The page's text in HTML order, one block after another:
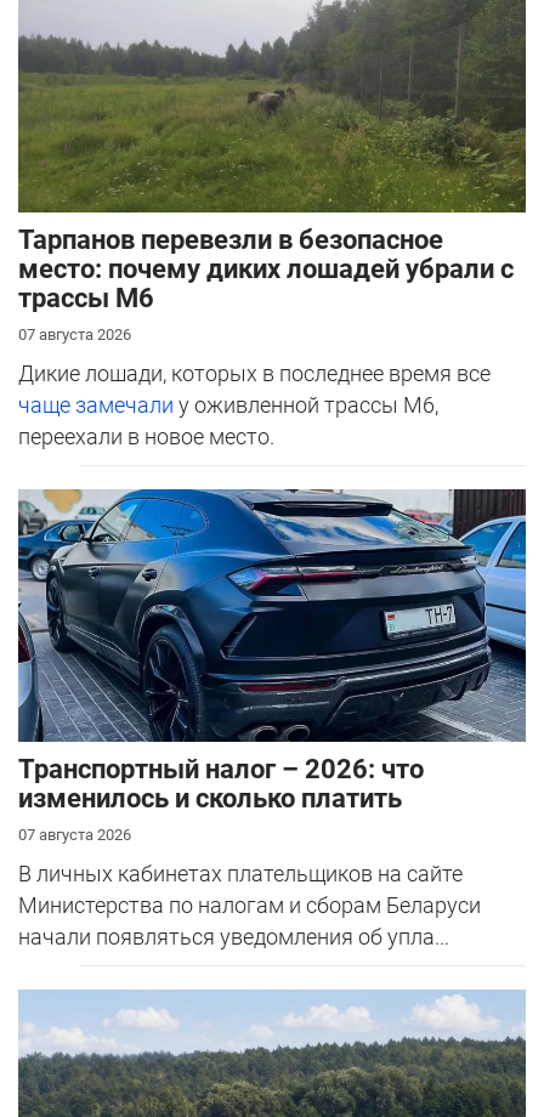
Тарпанов перевезли в безопасное
место: почему диких лошадей убрали с
трассы М6
07 августа 2026
Дикие лошади, которых в последнее время все
чаще замечали у оживленной трассы М6,
переехали в новое место.
Транспортный налог – 2026: что
изменилось и сколько платить
07 августа 2026
В личных кабинетах плательщиков на сайте
Министерства по налогам и сборам Беларуси
начали появляться уведомления об упла...